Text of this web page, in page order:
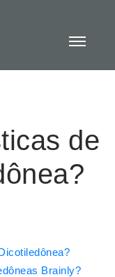
de
Brainly?